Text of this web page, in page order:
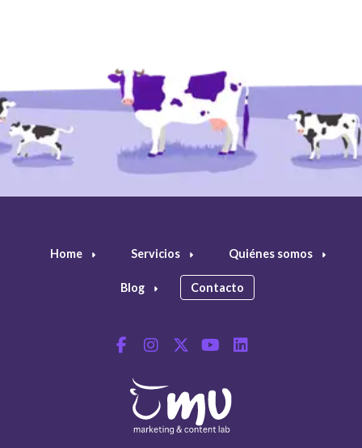
Home Servicios Quiénes somos
Blog Contacto